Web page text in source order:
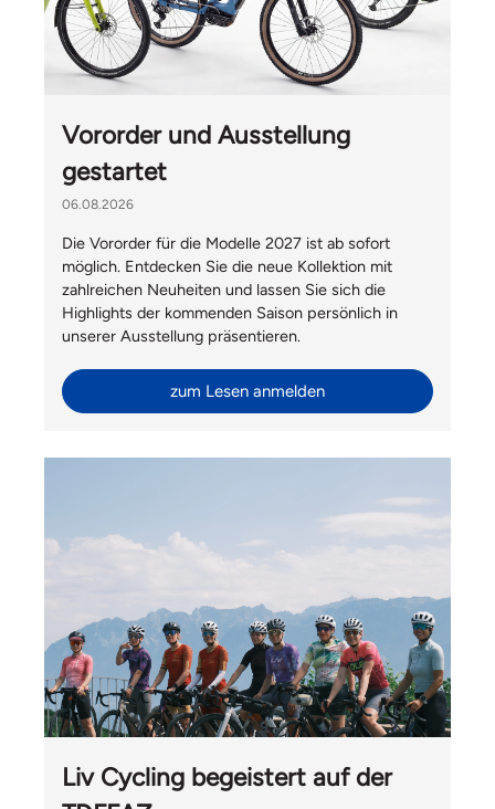
Vororder und Ausstellung
gestartet
06.08.2026
Die Vororder für die Modelle 2027 ist ab sofort
möglich. Entdecken Sie die neue Kollektion mit
zahlreichen Neuheiten und lassen Sie sich die
Highlights der kommenden Saison persönlich in
unserer Ausstellung präsentieren.
zum Lesen anmelden
Liv Cycling begeistert auf der